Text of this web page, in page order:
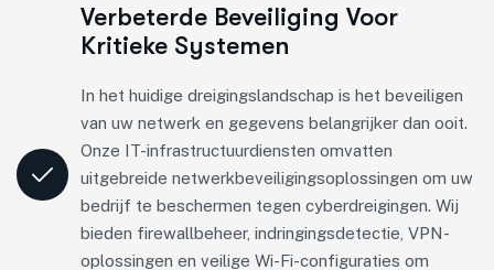
Verbeterde Beveiliging Voor
Kritieke Systemen
In het huidige dreigingslandschap is het beveiligen
van uw netwerk en gegevens belangrijker dan ooit.
Onze IT-infrastructuurdiensten omvatten
uitgebreide netwerkbeveiligingsoplossingen om uw
bedrijf te beschermen tegen cyberdreigingen. Wij
bieden firewallbeheer, indringingsdetectie, VPN-
oplossingen en veilige Wi-Fi-configuraties om